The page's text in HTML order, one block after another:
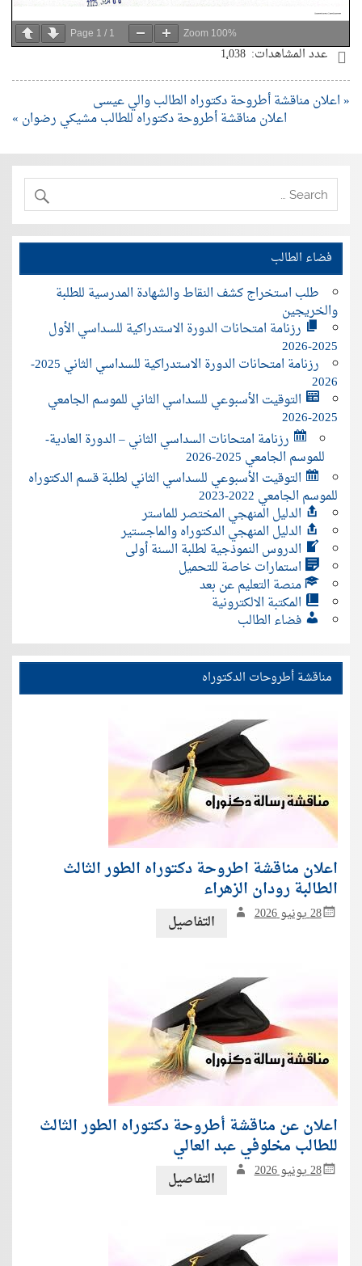
Page 1 / 1 Zoom 100%
عدد المشاهدات: 1٬038
« اعلان مناقشة أطروحة دكتوراه الطالب والي عيسى‎
اعلان مناقشة أطروحة دكتوراه للطالب مشيكي رضوان‎ »
فضاء الطالب
طلب استخراج كشف النقاط والشهادة المدرسية للطلبة
والخريجين
رزنامة امتحانات الدورة الاستدراكية للسداسي الأول
2025-2026
رزنامة امتحانات الدورة الاستدراكية للسداسي الثاني 2025-
2026
التوقيت الأسبوعي للسداسي الثاني للموسم الجامعي
2025-2026
رزنامة امتحانات السداسي الثاني – الدورة العادية-
للموسم الجامعي 2025-2026
التوقيت الأسبوعي للسداسي الثاني لطلبة قسم الدكتوراه
للموسم الجامعي 2022-2023
الدليل المنهجي المختصر للماستر
الدليل المنهجي الدكتوراه والماجستير
الدروس النموذجية لطلبة السنة أولى
استمارات خاصة للتحميل
منصة التعليم عن بعد
المكتبة الالكترونية
فضاء الطالب
مناقشة أطروحات الدكتوراه
اعلان مناقشة اطروحة دكتوراه الطور الثالث
الطالبة رودان الزهراء
28 يونيو 2026 التفاصيل
اعلان عن مناقشة أطروحة دكتوراه الطور الثالث
للطالب مخلوفي عبد العالي
28 يونيو 2026 التفاصيل